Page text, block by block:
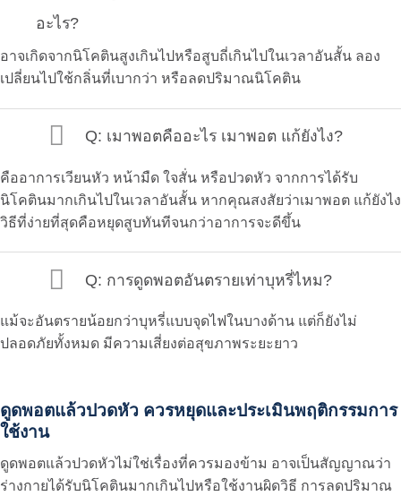
อะไร?
อาจเกิดจากนิโคตินสูงเกินไปหรือสูบถี่เกินไปในเวลาอันสั้น ลอง
เปลี่ยนไปใช้กลิ่นที่เบากว่า หรือลดปริมาณนิโคติน
Q: เมาพอตคืออะไร เมาพอต แก้ยังไง?
คืออาการเวียนหัว หน้ามืด ใจสั่น หรือปวดหัว จากการได้รับ
นิโคตินมากเกินไปในเวลาอันสั้น หากคุณสงสัยว่าเมาพอต แก้ยังไง
วิธีที่ง่ายที่สุดคือหยุดสูบทันทีจนกว่าอาการจะดีขึ้น
Q: การดูดพอตอันตรายเท่าบุหรี่ไหม?
แม้จะอันตรายน้อยกว่าบุหรี่แบบจุดไฟในบางด้าน แต่ก็ยังไม่
ปลอดภัยทั้งหมด มีความเสี่ยงต่อสุขภาพระยะยาว
ดูดพอตแล้วปวดหัว ควรหยุดและประเมินพฤติกรรมการ
ใช้งาน
ดูดพอตแล้วปวดหัวไม่ใช่เรื่องที่ควรมองข้าม อาจเป็นสัญญาณว่า
ร่างกายได้รับนิโคตินมากเกินไปหรือใช้งานผิดวิธี การลดปริมาณ